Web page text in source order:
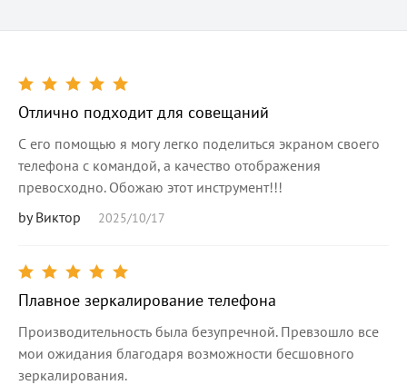
Отлично подходит для совещаний
С его помощью я могу легко поделиться экраном своего
телефона с командой, а качество отображения
превосходно. Обожаю этот инструмент!!!
by Виктор
2025/10/17
Плавное зеркалирование телефона
Производительность была безупречной. Превзошло все
мои ожидания благодаря возможности бесшовного
зеркалирования.